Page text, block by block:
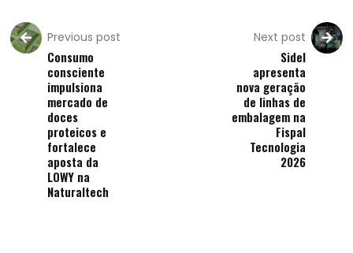
Previous post
Consumo
consciente
impulsiona
mercado de
doces
proteicos e
fortalece
aposta da
LOWY na
Naturaltech
Next post
Sidel
apresenta
nova geração
de linhas de
embalagem na
Fispal
Tecnologia
2026